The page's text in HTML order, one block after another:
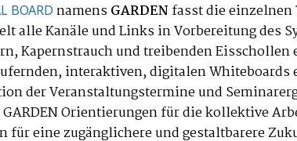
BOARD namensGARDEN fasst die
alle Kanäle und Links in Vorbereitung des
Kapernstrauch und treibenden Eisschollen
interaktiven, digitalen Whiteboards
der Veranstaltungstermine und
Orientierungen für die kollektive
für eine zugänglichere und gestaltbarere